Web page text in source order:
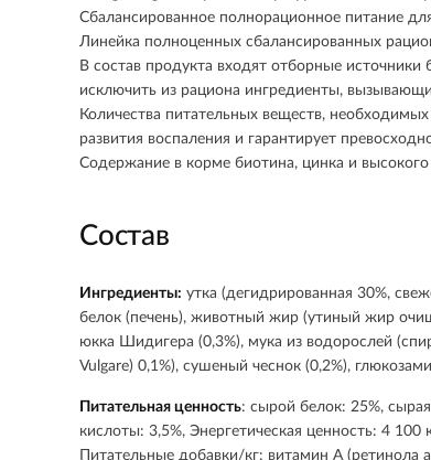
Сбалансированное полнорационное питание
Линейка полноценных сбалансированных
В состав продукта входят отборные
исключить из рациона ингредиенты,
Количества питательных веществ,
развития воспаления и гарантирует
Содержание в корме биотина, цинка и
Состав
Ингредиенты: утка (дегидрированная 30%,
белок (печень), животный жир (утиный жир
юкка Шидигера (0,3%), мука из водорослей
Vulgare) 0,1%), сушеный чеснок (0,2%),
Питательная ценность: сырой белок: 25%,
кислоты: 3,5%, Энергетическая ценность: 4 100
Питательные добавки/кг: витамин A